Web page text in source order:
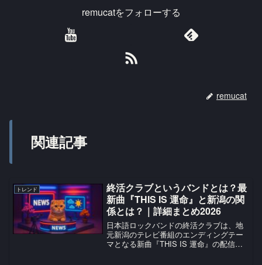
remucatをフォローする
remucat
関連記事
トレンド
終活クラブというバンドとは？最
新曲『THIS IS 運命』と新潟の関
係とは？｜詳細まとめ2026
日本語ロックバンドの終活クラブは、地
元新潟のテレビ番組のエンディングテー
マとなる新曲『THIS IS 運命』の配信リ